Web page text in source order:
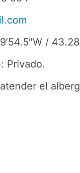
/
Privado.
el